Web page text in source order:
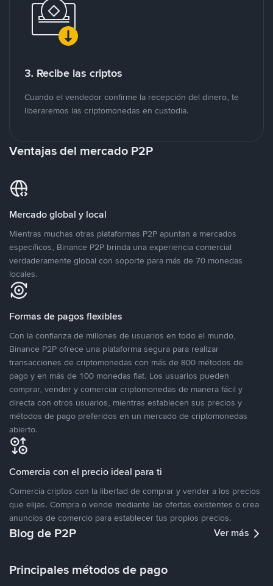
3. Recibe las criptos
Cuando el vendedor confirme la recepción del dinero, te
liberaremos las criptomonedas en custodia.
Ventajas del mercado P2P
Mercado global y local
Mientras muchas otras plataformas P2P apuntan a mercados
específicos, Binance P2P brinda una experiencia comercial
verdaderamente global con soporte para más de 70 monedas
locales.
Formas de pagos flexibles
Con la confianza de millones de usuarios en todo el mundo,
Binance P2P ofrece una plataforma segura para realizar
transacciones de criptomonedas con más de 800 métodos de
pago y en más de 100 monedas fiat. Los usuarios pueden
comprar, vender y comerciar criptomonedas de manera fácil y
directa con otros usuarios, mientras establecen sus precios y
métodos de pago preferidos en un mercado de criptomonedas
abierto.
Comercia con el precio ideal para ti
Comercia criptos con la libertad de comprar y vender a los precios
que elijas. Compra o vende mediante las ofertas existentes o crea
anuncios de comercio para establecer tus propios precios.
Blog de P2P Ver más
Principales métodos de pago